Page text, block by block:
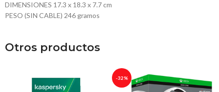
DIMENSIONES 17.3 x 18.3 x 7.7 cm
PESO (SIN CABLE) 246 gramos
Otros productos
-32%